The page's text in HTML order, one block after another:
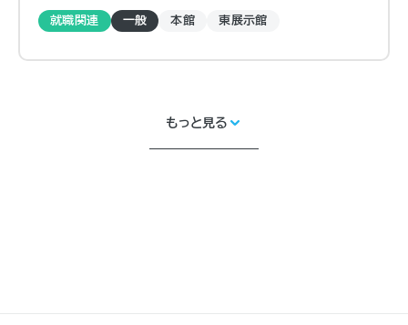
就職関連 一般 本館 東展示館
もっと見る